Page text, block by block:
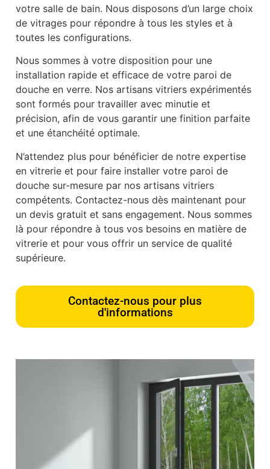
votre salle de bain. Nous disposons d’un large choix
de vitrages pour répondre à tous les styles et à
toutes les configurations.
Nous sommes à votre disposition pour une
installation rapide et efficace de votre paroi de
douche en verre. Nos artisans vitriers expérimentés
sont formés pour travailler avec minutie et
précision, afin de vous garantir une finition parfaite
et une étanchéité optimale.
N’attendez plus pour bénéficier de notre expertise
en vitrerie et pour faire installer votre paroi de
douche sur-mesure par nos artisans vitriers
compétents. Contactez-nous dès maintenant pour
un devis gratuit et sans engagement. Nous sommes
là pour répondre à tous vos besoins en matière de
vitrerie et pour vous offrir un service de qualité
supérieure.
Contactez-nous pour plus
d'informations